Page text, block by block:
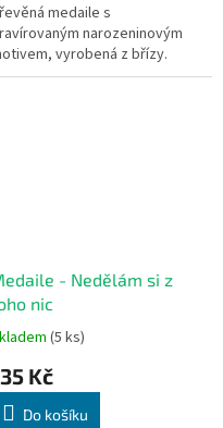
medaile s
narozeninovým
vyrobená z břízy.
- Nedělám si z
nic
(5 ks)
Kč
Do košíku